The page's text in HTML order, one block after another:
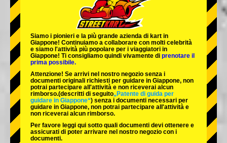
Tokyo Shinagawa Tokyo Akihabara#1
Tokyo Akihabara#2
Tokyo Shibuya Annex Tokyo Bay
Tokyo Asakusa Osaka
Okinawa
Siamo i pionieri e la più grande azienda di kart in
Giappone! Continuiamo a collaborare con molti celebrità
e siamo l'attività più popolare per i viaggiatori in
Giappone! Ti consigliamo quindi vivamente di prenotare il
prima possibile.
Attenzione! Se arrivi nel nostro negozio senza i
documenti originali richiesti per guidare in Giappone, non
potrai partecipare all'attività e non riceverai alcun
rimborso.(descritti di seguito„Patente di guida per
guidare in Giappone“) senza i documenti necessari per
guidare in Giappone, non potrai partecipare all'attività e
non riceverai alcun rimborso.
Per favore leggi qui sotto quali documenti devi ottenere e
assicurati di poter arrivare nel nostro negozio con i
documenti.